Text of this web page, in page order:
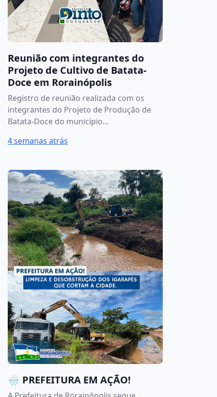
Reunião com integrantes do
Projeto de Cultivo de Batata-
Doce em Rorainópolis
Registro de reunião realizada com os
integrantes do Projeto de Produção de
Batata-Doce do município...
4 semanas atrás
🌧️ PREFEITURA EM AÇÃO!